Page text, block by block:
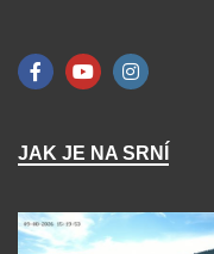
JAK JE NA SRNÍ